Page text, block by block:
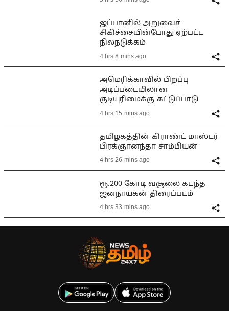
ஜப்பானில் அறுவைச்
சிகிச்சையின்போது ஏற்பட்ட
நிலநடுக்கம்
4 hrs 8 mins ago
அமெரிக்காவில் பிறப்பு
அடிப்படையிலான
குடியுரிமைக்கு கட்டுப்பாடு
4 hrs 15 mins ago
தமிழகத்தின் கிராண்ட் மாஸ்டர்
பிரக்ஞானந்தா சாம்பியன்
4 hrs 26 mins ago
ரூ.200 கோடி வசூலை கடந்த
ஜனநாயகன் திரைப்படம்
4 hrs 33 mins ago